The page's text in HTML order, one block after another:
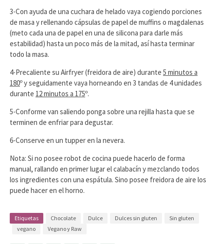
3-Con ayuda de una cuchara de helado vaya cogiendo porciones
de masa y rellenando cápsulas de papel de muffins o magdalenas
(meto cada una de papel en una de silicona para darle más
estabilidad) hasta un poco más de la mitad, así hasta terminar
todo la masa.
4-Precaliente su Airfryer (freidora de aire) durante 5 minutos a
180º y seguidamente vaya horneando en 3 tandas de 4 unidades
durante 12 minutos a 175º.
5-Conforme van saliendo ponga sobre una rejilla hasta que se
terminen de enfriar para degustar.
6-Conserve en un tupper en la nevera.
Nota: Si no posee robot de cocina puede hacerlo de forma
manual, rallando en primer lugar el calabacín y mezclando todos
los ingredientes con una espátula. Sino posee freidora de aire los
puede hacer en el horno.
Etiquetas Chocolate Dulce Dulces sin gluten
Sin gluten
vegano
Vegano y Raw